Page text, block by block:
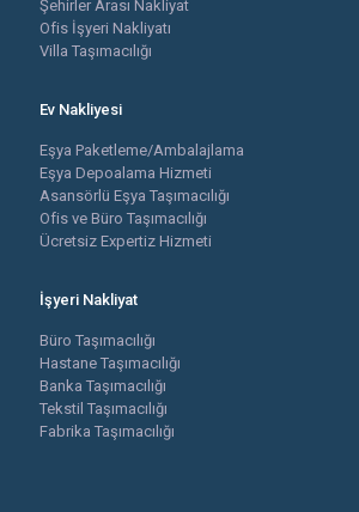
Şehirler Arası Nakliyat
Ofis İşyeri Nakliyatı
Villa Taşımacılığı
Ev Nakliyesi
Eşya Paketleme/Ambalajlama
Eşya Depoalama Hizmeti
Asansörlü Eşya Taşımacılığı
Ofis ve Büro Taşımacılığı
Ücretsiz Expertiz Hizmeti
İşyeri Nakliyat
Büro Taşımacılığı
Hastane Taşımacılığı
Banka Taşımacılığı
Tekstil Taşımacılığı
Fabrika Taşımacılığı